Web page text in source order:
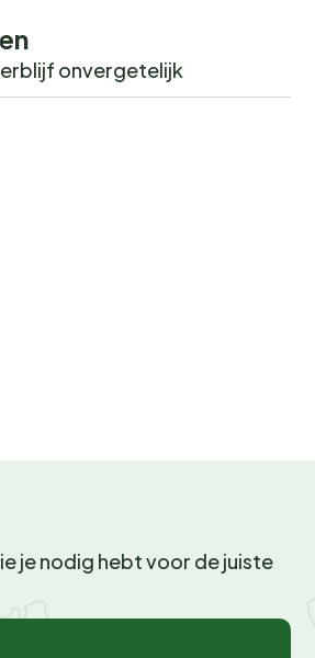
onvergetelijk
je nodig hebt voor de juiste